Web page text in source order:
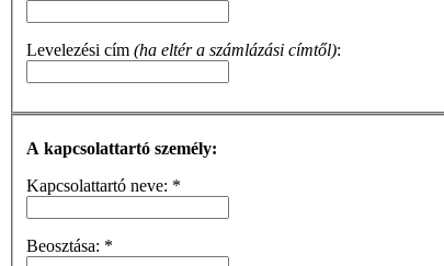
Levelezési cím (ha eltér a számlázási címtől):
A kapcsolattartó személy:
Kapcsolattartó neve: *
Beosztása: *